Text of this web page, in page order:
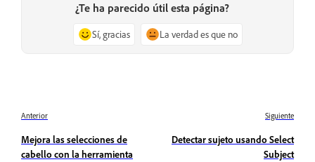
¿Te ha parecido útil esta página?
Sí, gracias La verdad es que no
Anterior
Mejora las selecciones de
cabello con la herramienta
Siguiente
Detectar sujeto usando Select
Subject